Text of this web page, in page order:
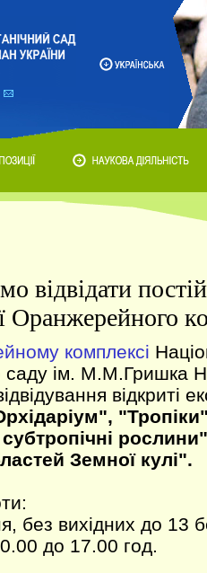
відвідати
Оранжерейного
комплексі
саду ім. М.М.Гришка
відкриті
субтропічні
Земної кулі".
без вихідних до 13
до 17.00 год.